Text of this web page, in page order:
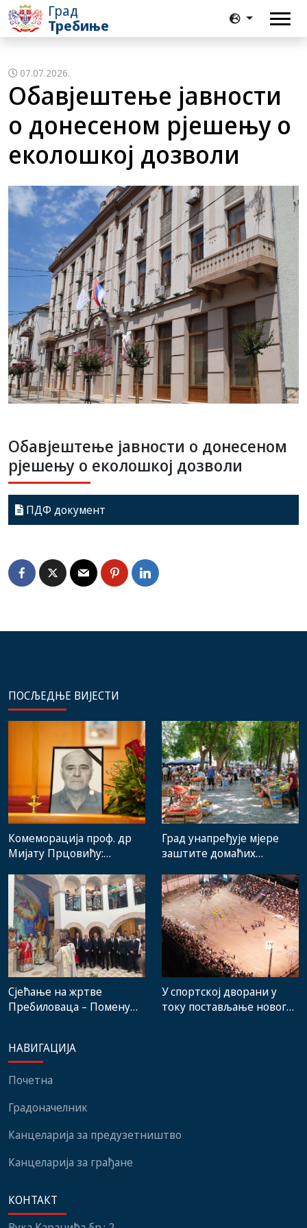
Град
Требиње
07.07.2026.
Обавјештење јавности
о донесеном рјешењу о
еколошкој дозволи
Обавјештење јавности о донесеном
рјешењу о еколошкој дозволи
ПДФ документ
ПОСЉЕДЊЕ ВИЈЕСТИ
Комеморација проф. др
Мијату Прцовићу:
стручњака и човјека који
је Требиње носио у срцу
Град унапређује мјере
заштите домаћих
градске пијаце
Сјећање на жртве
Пребиловаца – Помену
институција, локалних
заједница и грађани
У спортској дворани у
току постављање новог
НАВИГАЦИЈА
Почетна
Градоначелник
Канцеларија за предузетништво
Канцеларија за грађане
КОНТАКТ